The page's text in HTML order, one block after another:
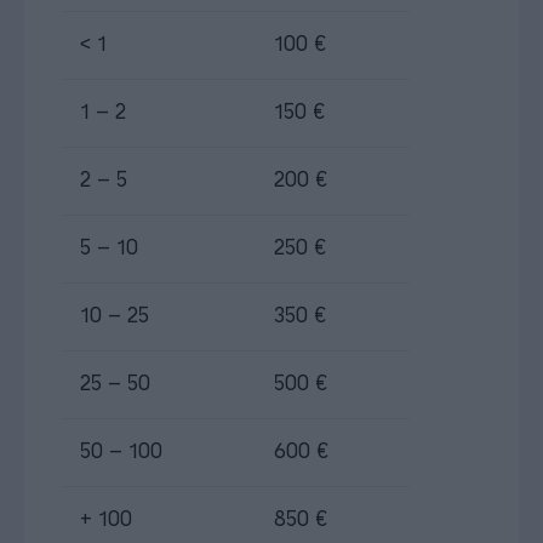
< 1 100 €
1 – 2 150 €
2 – 5 200 €
5 – 10 250 €
10 – 25 350 €
25 – 50 500 €
50 – 100 600 €
+ 100 850 €